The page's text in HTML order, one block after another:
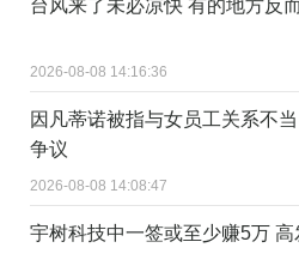
台风来了未必凉快 有的地方反
2026-08-08 14:16:36
因凡蒂诺被指与女员工关系不
争议
2026-08-08 14:08:47
宇树科技中一签或至少赚5万